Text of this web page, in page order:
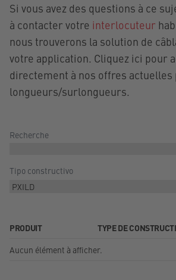
Si vous avez des questions à ce
à contacter votre interlocuteur
nous trouverons la solution de
votre application. Cliquez ici pour
directement à nos offres actuelles
longueurs/surlongueurs.
Recherche
Tipo constructivo
PRODUIT TYPE DE
Aucun élément à afficher.